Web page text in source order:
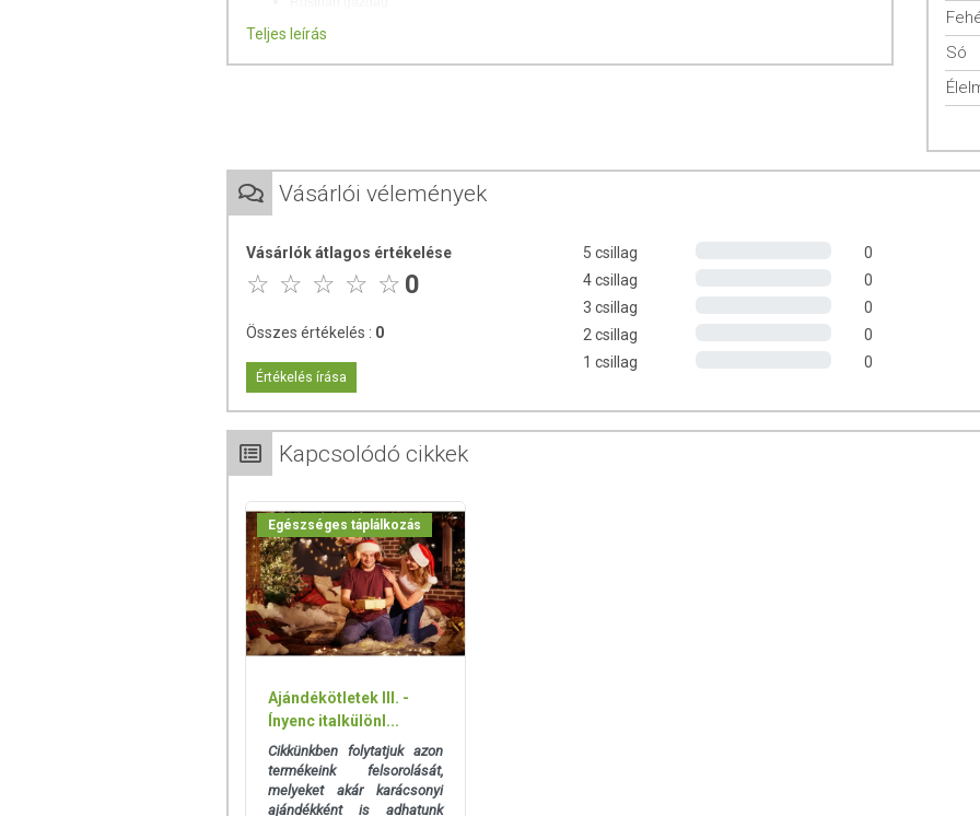
Nem tartalmaz transzzsírsavakat.
repceolaj, nedvesítő: glicerin, fehérje pehely (
emulgeálószer:
lecitin), mazsola (mazsola, napraforgóolaj), sűrítő: polidextróz, centrifugált
Földimogyorót és dióféléket tartalmazhat.
Minőségét megőrzi: Lásd a csomagoláson feltüntetett időpontot.
Forgalmazza: Termékbróker Kft.
Az oldalunkon lévő adatokat folyamatosan frissítjük, törekszünk arra, hogy naprakészek legyenek.
Szeretnénk felhívni azonban a figyelmet, hogy ennek ellenére a webshopon szereplő adatok (beleértve a
termékfotókat, tápérték-, összetétel-, és allergén információkat is) csak tájékoztató jellegűek, a tényleges
értékek eltérhetnek az élelmiszerek természetéből adódóan. A friss, aktuális információkat a termékek
csomagolásán találják meg.
Teljes leírás
Só
Vásárlói vélemények
Vásárlók átlagos értékelése
0
Összes értékelés : 0
Értékelés írása
5 csillag
0
4 csillag
0
3 csillag
0
2 csillag
0
1 csillag
0
Kapcsolódó cikkek
Egészséges táplálkozás
Ajándékötletek III. -
Ínyenc italkülönl...
Cikkünkben folytatjuk azon
termékeink felsorolását,
melyeket akár karácsonyi
ajándékként is adhatunk